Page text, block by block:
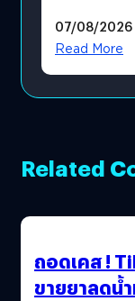
07/08/2026
Read More
Related
ถอดเคส !
ขายยาลดน้